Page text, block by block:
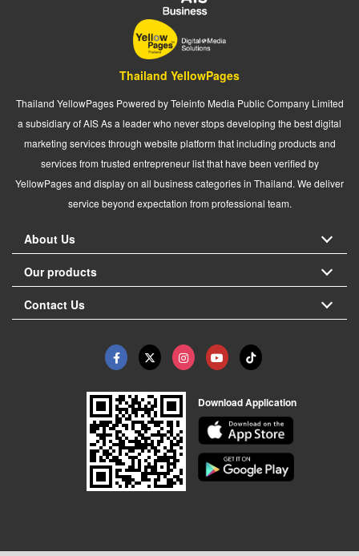
Thailand YellowPages
Thailand YellowPages Powered by Teleinfo Media Public Company Limited
a subsidiary of AIS As a leader who never stops developing the best digital
marketing services through website platform that including products and
services from trusted entrepreneur list that have been verified by
YellowPages and display on all business categories in Thailand. We deliver
service beyond expectation from professional team.
About Us
Our products
Contact Us
Download Application